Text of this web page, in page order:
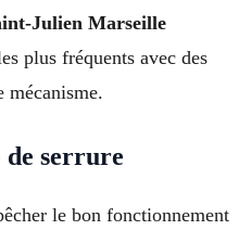
Julien Marseille
plus fréquents avec des
mécanisme.
de serrure
le bon fonctionnement